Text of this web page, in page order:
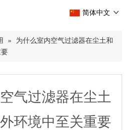
简体中文
»
为什么室内空气过滤器在尘土和
气过滤器在尘土
环境中至关重要